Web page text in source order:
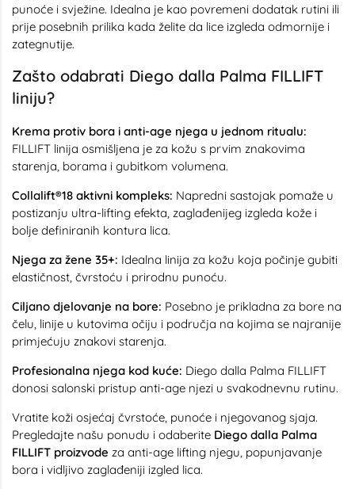
punoće i svježine. Idealna je kao povremeni dodatak rutini ili
prije posebnih prilika kada želite da lice izgleda odmornije i
zategnutije.
Zašto odabrati Diego dalla Palma FILLIFT
liniju?
Krema protiv bora i anti-age njega u jednom ritualu:
FILLIFT linija osmišljena je za kožu s prvim znakovima
starenja, borama i gubitkom volumena.
Collalift®18 aktivni kompleks: Napredni sastojak pomaže u
postizanju ultra-lifting efekta, zaglađenijeg izgleda kože i
bolje definiranih kontura lica.
Njega za žene 35+: Idealna linija za kožu koja počinje gubiti
elastičnost, čvrstoću i prirodnu punoću.
Ciljano djelovanje na bore: Posebno je prikladna za bore na
čelu, linije u kutovima očiju i područja na kojima se najranije
primjećuju znakovi starenja.
Profesionalna njega kod kuće: Diego dalla Palma FILLIFT
donosi salonski pristup anti-age njezi u svakodnevnu rutinu.
Vratite koži osjećaj čvrstoće, punoće i njegovanog sjaja.
Pregledajte našu ponudu i odaberite Diego dalla Palma
FILLIFT proizvode za anti-age lifting njegu, popunjavanje
bora i vidljivo zaglađeniji izgled lica.